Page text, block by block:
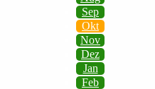
Sep
Okt
Nov
Dez
Jan
Feb